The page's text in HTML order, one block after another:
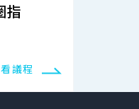
指
議程